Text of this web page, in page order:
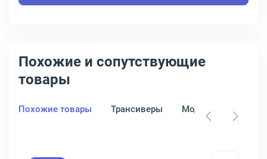
Похожие и сопутствующие
товары
Похожие товары Трансиверы Модули